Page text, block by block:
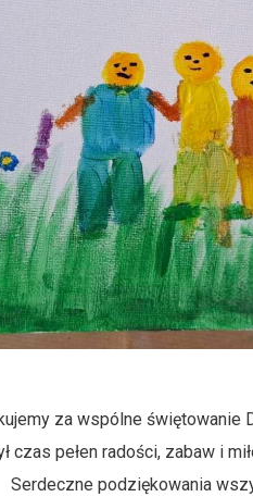
za wspólne świętowanie
czas pełen radości, zabaw i
Serdeczne podziękowania